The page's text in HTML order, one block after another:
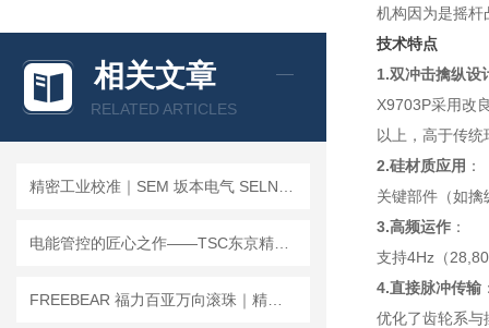
查看全部产品 >>
相关文章
RELATED ARTICLES
机构因为是摇杆
技术特点
1.双冲击擒纵设
X9703P采用改
以上，高于传
2.硅材质应用 ：
关键部件（如
3.高频运作：
支持4Hz（
4.直接脉冲传输
优化了齿轮系与